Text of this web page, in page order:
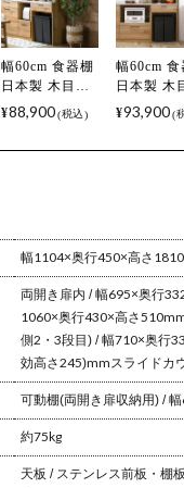
幅60cm 食器棚
日本製 木目調
ガラス扉 ステ
ンレス天板 コ
ード キッチン
収納 棚 おしゃ
れ 北欧
¥88,900 税込
幅60cm 食
日本製 木
扉付き ス
レス天板
ト キッチ
納 棚 おし
北欧
¥93,900
幅1104×奥行450×高さ
両開き扉内 / 幅695×奥行
1060×奥行430×高さ
側2・3段目) / 幅710×奥行
効高さ245)mmスライドカ
可動棚(両開き扉収納用) /
約75kg
天板 / ステンレス前板・棚